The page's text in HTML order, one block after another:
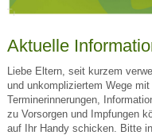
Aktuelle
Liebe Eltern, seit kurzem
und unkompliziertem Wege
Terminerinnerungen,
zu Vorsorgen und Impfungen
auf Ihr Handy schicken. Bitte